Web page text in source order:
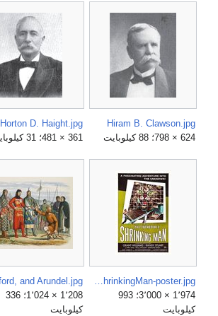
Hiram B. Clawson.jpg
624 × 798؛ 88 كيلوبايت
Horton D. Haight.jpg
361 × 481؛ 31 كيلوبايت
IncredibleShrinkingMan-poster.jpg
1٬974 × 3٬000؛ 993
كيلوبايت
1٬208 × 1٬024؛ 336
كيلوبايت